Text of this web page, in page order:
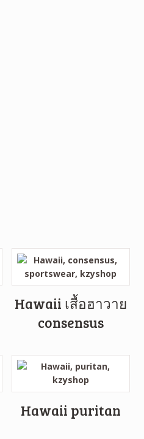
Hawaii เสื้อฮาวาย
consensus
Hawaii puritan